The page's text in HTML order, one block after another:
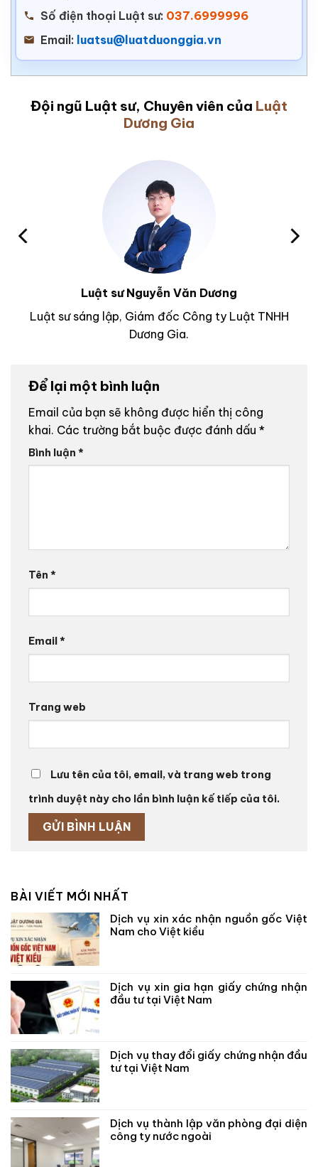
Số điện thoại Luật sư: 037.6999996
Email: luatsu@luatduonggia.vn
Đội ngũ Luật sư, Chuyên viên của Luật
Dương Gia
Luật sư Nguyễn Văn Dương
Luật sư sáng lập, Giám đốc Công ty Luật TNHH
Dương Gia.
Để lại một bình luận
Email của bạn sẽ không được hiển thị công
khai. Các trường bắt buộc được đánh dấu *
Bình luận *
Tên *
Email*
Trang web
Lưu tên của tôi, email, và trang web trong
trình duyệt này cho lần bình luận kế tiếp của tôi.
BÀI VIẾT MỚI NHẤT
Dịch vụ xin xác nhận nguồn gốc Việt
Nam cho Việt kiều
Dịch vụ xin gia hạn giấy chứng nhận
đầu tư tại Việt Nam
Dịch vụ thay đổi giấy chứng nhận đầu
tư tại Việt Nam
Dịch vụ thành lập văn phòng đại diện
công ty nước ngoài